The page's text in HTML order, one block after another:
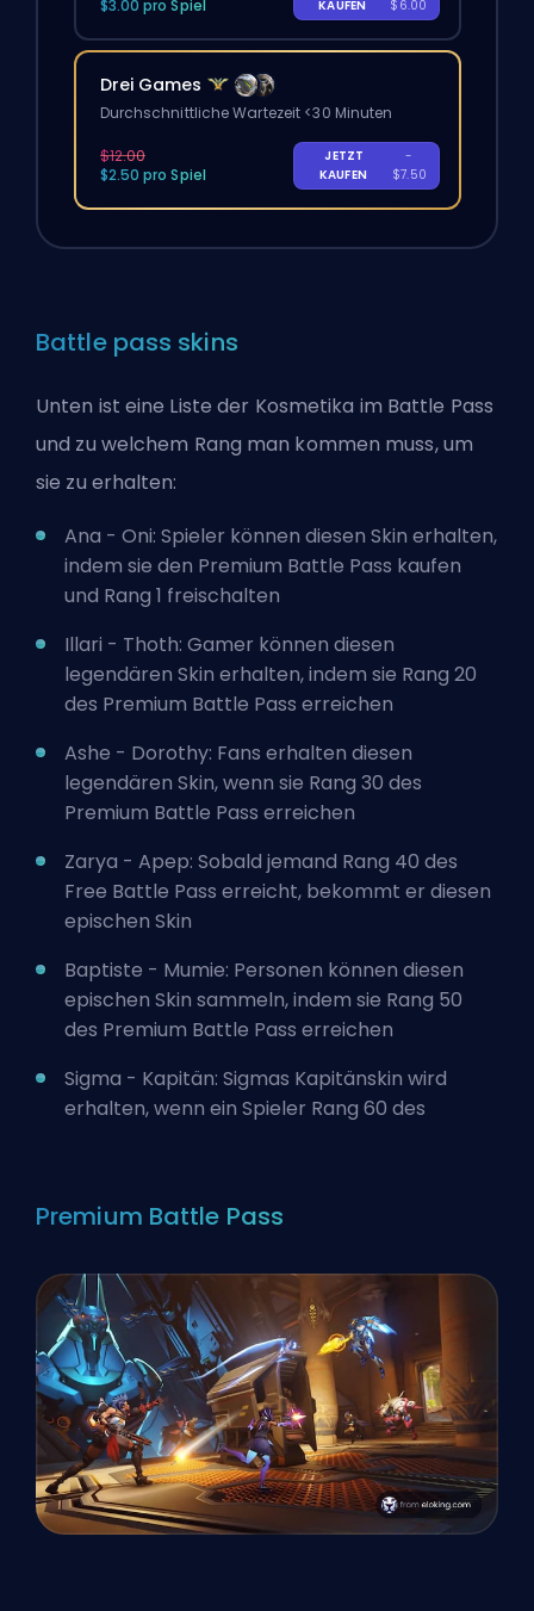
$3.00 pro Spiel KAUFEN $6.00
Drei Games
Durchschnittliche Wartezeit <30 Minuten
$12.00
$2.50 pro Spiel
JETZT
KAUFEN
-
$7.50
Battle pass skins
Unten ist eine Liste der Kosmetika im Battle Pass
und zu welchem Rang man kommen muss, um
sie zu erhalten:
Ana - Oni: Spieler können diesen Skin erhalten,
indem sie den Premium Battle Pass kaufen
und Rang 1 freischalten
Illari - Thoth: Gamer können diesen
legendären Skin erhalten, indem sie Rang 20
des Premium Battle Pass erreichen
Ashe - Dorothy: Fans erhalten diesen
legendären Skin, wenn sie Rang 30 des
Premium Battle Pass erreichen
Zarya - Apep: Sobald jemand Rang 40 des
Free Battle Pass erreicht, bekommt er diesen
epischen Skin
Baptiste - Mumie: Personen können diesen
epischen Skin sammeln, indem sie Rang 50
des Premium Battle Pass erreichen
Sigma - Kapitän: Sigmas Kapitänskin wird
erhalten, wenn ein Spieler Rang 60 des
Premium Battle Pass